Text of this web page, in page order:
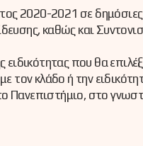
2020-2021 σε δημόσιες
καθώς και
ειδικότητας που θα
τον κλάδο ή την
Πανεπιστήμιο, στο